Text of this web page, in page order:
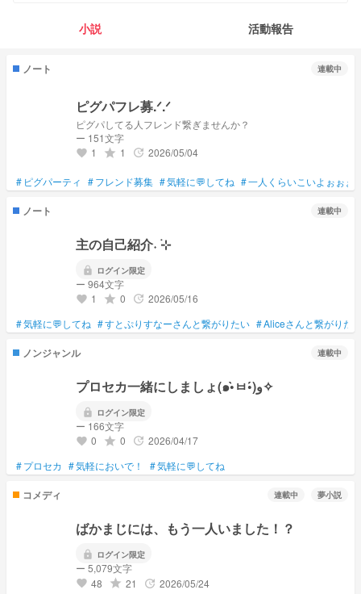
ホロドリ楽しい
絡んでくれる人少ない
小説 活動報告
ノート 連載中
ピグパフレ募.ᐟ.ᐟ
ピグパしてる人フレンド繋ぎませんか？
ー 151文字
favorite 1 grade 1 update 2026/05/04
# ピグパーティ #フレンド募集 #気軽に💬してね #一人くらいこいよぉぉぉ
ノート 連載中
主の自己紹介˖ ࣪⊹
lock ログイン限定
ー 964文字
favorite 1 grade 0 update 2026/05/16
#気軽に💬してね #すとぷりすなーさんと繋がりたい #Aliceさんと繋がりた
ノンジャンル 連載中
プロセカ一緒にしましょ(๑•̀ㅂ•́)و✧
lock ログイン限定
ー 166文字
favorite 0 grade 0 update 2026/04/17
#プロセカ #気軽においで！ #気軽に💬してね
コメディ 連載中 夢小説
ばかまじには、もう一人いました！？
lock ログイン限定
ー 5,079文字
favorite 48 grade 21 update 2026/05/24